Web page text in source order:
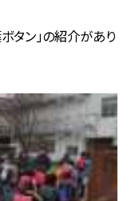
タン」の紹介があり